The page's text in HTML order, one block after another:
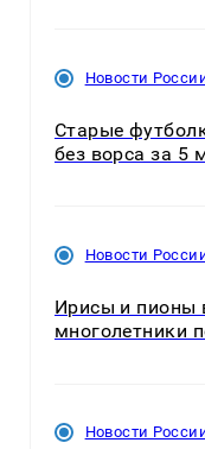
Новости
Старые
без ворса за 5
Новости
Ирисы и пионы
многолетники
Новости